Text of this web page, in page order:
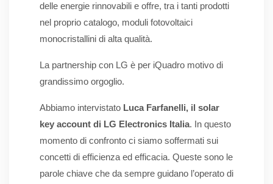
delle energie rinnovabili e offre, tra i tanti prodotti
nel proprio catalogo, moduli fotovoltaici
monocristallini di alta qualità.
La partnership con LG è per iQuadro motivo di
grandissimo orgoglio.
Abbiamo intervistato Luca Farfanelli, il solar
key account di LG Electronics Italia. In questo
momento di confronto ci siamo soffermati sui
concetti di efficienza ed efficacia. Queste sono le
parole chiave che da sempre guidano l’operato di